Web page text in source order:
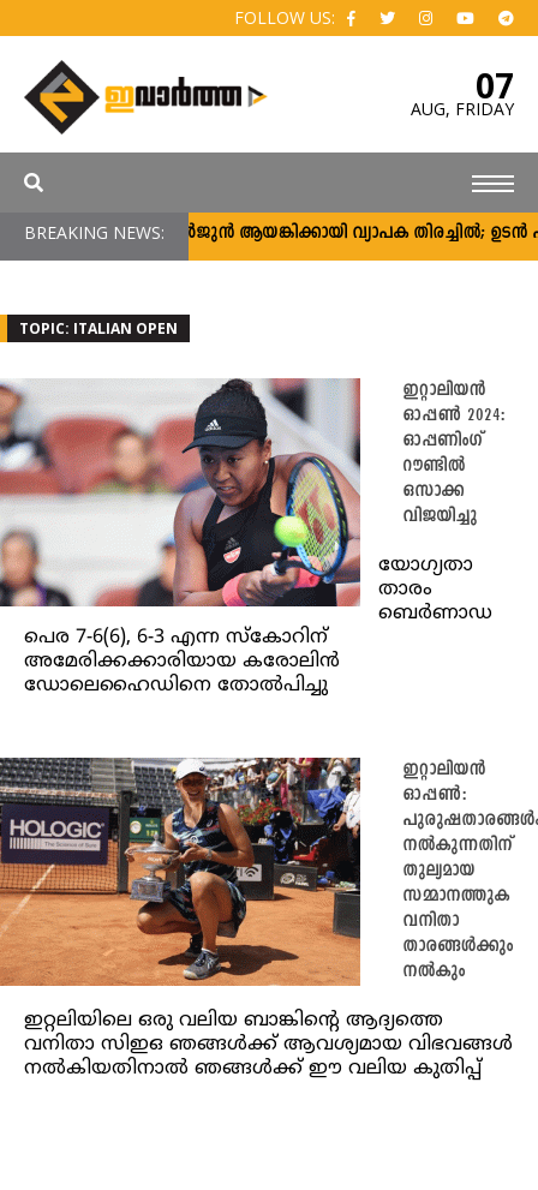
FOLLOW US:
07
AUG, FRIDAY
BREAKING NEWS:അർജുൻ ആയങ്കിക്കായി വ്യാപക തിരച്ചിൽ; ഉടൻ
TOPIC: ITALIAN OPEN
ഇറ്റാലിയൻ
ഓപ്പൺ 2024:
ഓപ്പണിംഗ്
റൗണ്ടിൽ
ഒസാക്ക
വിജയിച്ചു
യോഗ്യതാ
താരം
ബെർണാഡ
പെര 7-6(6), 6-3 എന്ന സ്കോറിന്
അമേരിക്കക്കാരിയായ കരോലിൻ
ഡോലെഹൈഡിനെ തോൽപിച്ചു
ഇറ്റാലിയൻ
ഓപ്പൺ:
നൽകുന്നതിന്
തുല്യമായ
സമ്മാനത്തുക
വനിതാ
താരങ്ങൾക്കും
നൽകും
ഇറ്റലിയിലെ ഒരു വലിയ ബാങ്കിന്റെ ആദ്യത്തെ
വനിതാ സിഇഒ ഞങ്ങൾക്ക് ആവശ്യമായ വിഭവങ്ങൾ
നൽകിയതിനാൽ ഞങ്ങൾക്ക് ഈ വലിയ കുതിപ്പ്